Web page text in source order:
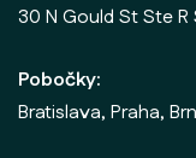
30 N Gould St Ste R
Pobočky:
Bratislava, Praha,